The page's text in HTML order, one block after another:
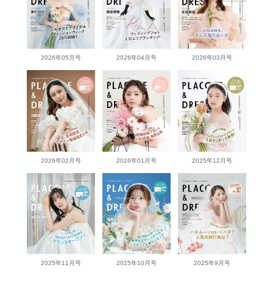
2026年05月号 2026年04月号 2026年03月号
2026年02月号 2026年01月号 2025年12月号
2025年11月号 2025年10月号 2025年9月号